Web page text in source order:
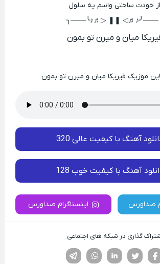
از خودت ساختی واسم یه سلول
╭───╯♪♬◁ ❚❚
میان و میرن تو بمون
موزیک فیریکا میان و میرن تو بمون
آهنگ با کیفیت عالی 320
آهنگ با کیفیت خوب 128
صداورس اینستاگرام صداورس
گذاری در شبکه های اجتماعی
لینکدین تویتر
فیسوک